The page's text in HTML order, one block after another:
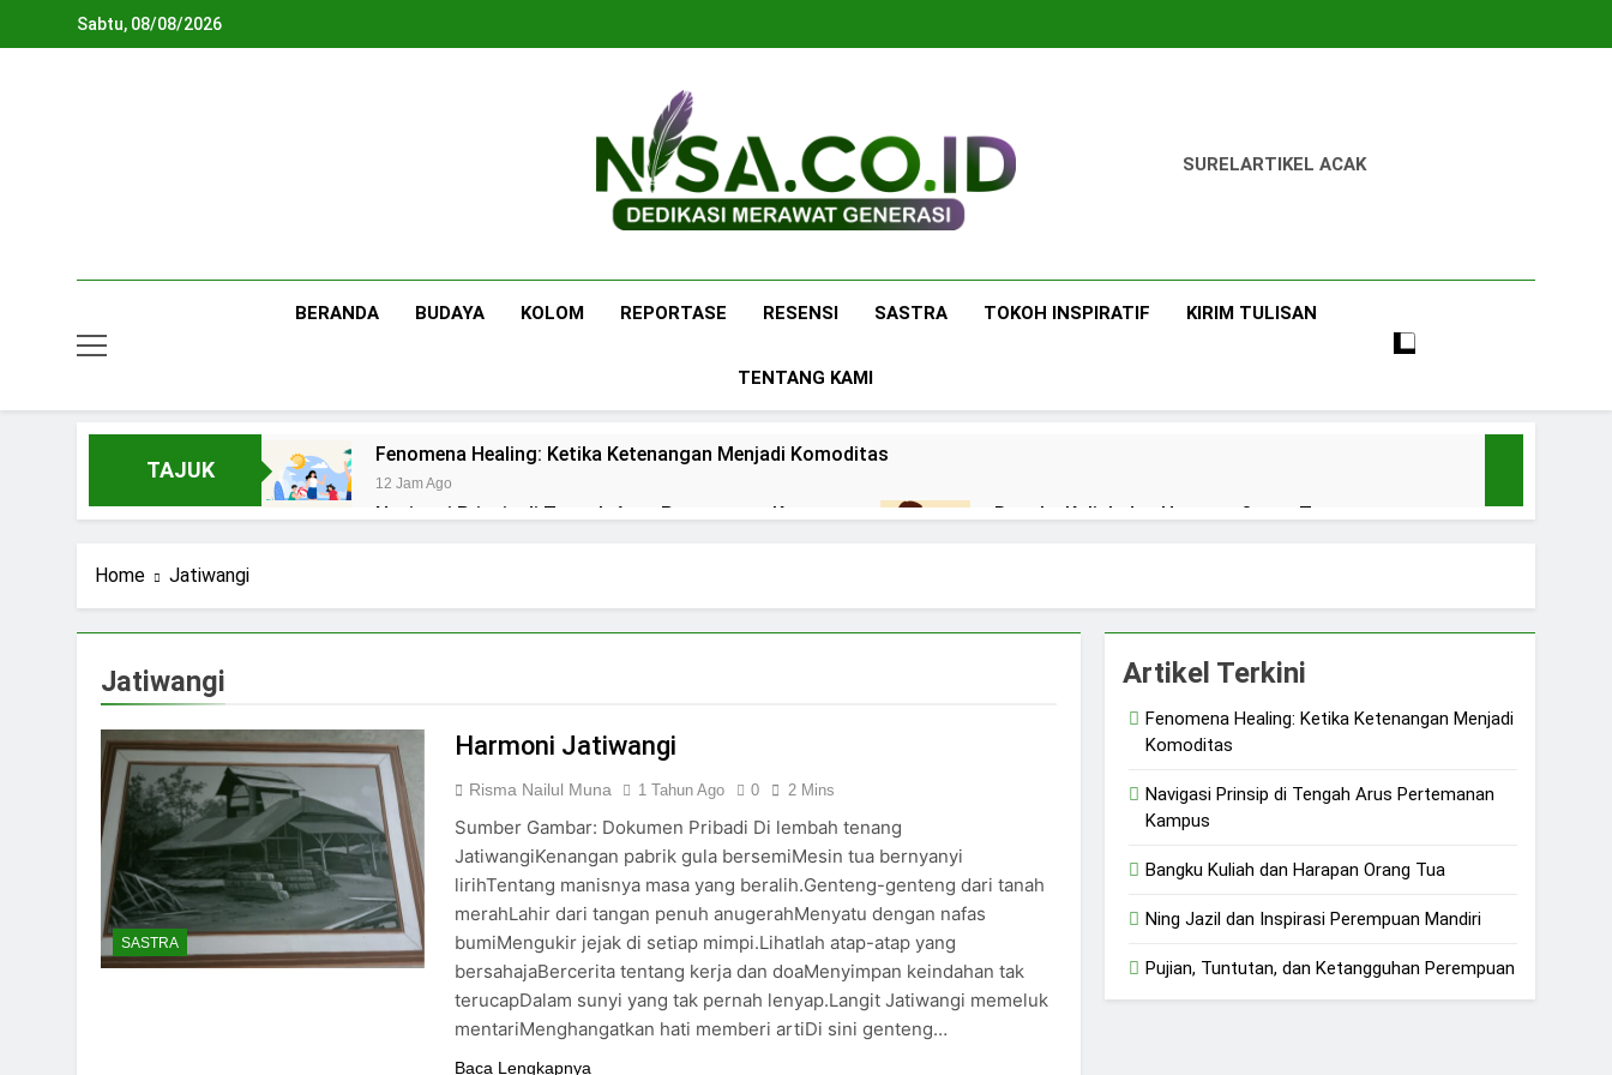
Sabtu, 08/08/2026
Nisa.co.id
SURELARTIKEL ACAK
BERANDA BUDAYA KOLOM REPORTASE RESENSI SASTRA TOKOH INSPIRATIF KIRIM TULISAN
TENTANG KAMI
TAJUK
Fenomena Healing: Ketika Ketenangan Menjadi Komoditas
12 Jam Ago
Navigasi Prinsip di Tengah Arus Pertemanan Kampus Bangku Kuliah dan Harapan Orang Tua
Stigma Skincare Laki-laki Skincare untuk Semua Gender
Home Jatiwangi
Jatiwangi
SASTRA
Harmoni Jatiwangi
Risma Nailul Muna 1 Tahun Ago 0 2 Mins
Sumber Gambar: Dokumen Pribadi Di lembah tenang
JatiwangiKenangan pabrik gula bersemiMesin tua bernyanyi
lirihTentang manisnya masa yang beralih.Genteng-genteng dari tanah
merahLahir dari tangan penuh anugerahMenyatu dengan nafas
bumiMengukir jejak di setiap mimpi.Lihatlah atap-atap yang
bersahajaBercerita tentang kerja dan doaMenyimpan keindahan tak
terucapDalam sunyi yang tak pernah lenyap.Langit Jatiwangi memeluk
mentariMenghangatkan hati memberi artiDi sini genteng…
Baca Lengkapnya
Artikel Terkini
Fenomena Healing: Ketika Ketenangan Menjadi
Komoditas
Navigasi Prinsip di Tengah Arus Pertemanan
Kampus
Bangku Kuliah dan Harapan Orang Tua
Ning Jazil dan Inspirasi Perempuan Mandiri
Pujian, Tuntutan, dan Ketangguhan Perempuan